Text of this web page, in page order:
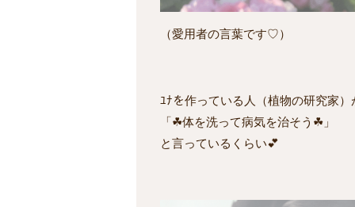
（愛用者の言葉です♡）
ﾕﾅを作っている人（植物の研究家）
「☘体を洗って病気を治そう☘」
と言っているくらい💕